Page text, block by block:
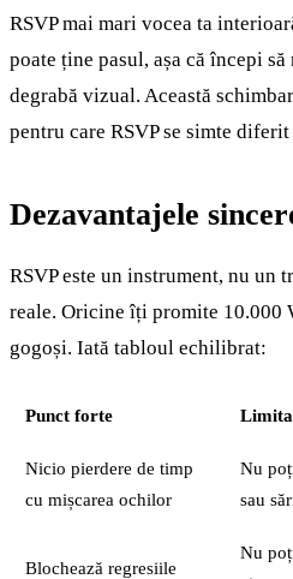
RSVP mai mari vocea ta
poate ține pasul, așa că începi
degrabă vizual. Această
pentru care RSVP se simte
Dezavantajele
RSVP este un instrument, nu un
reale. Oricine îți promite 10.000
gogoși. Iată tabloul echilibrat:
Punct forte
Nicio pierdere de timp
cu mișcarea ochilor
Nu
sau
Blochează regresiile
Nu